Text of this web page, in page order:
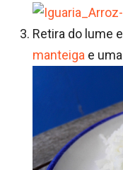
Retira do lume
manteiga e